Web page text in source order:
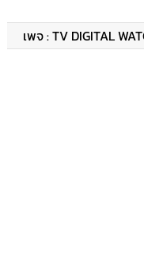
เพจ : TV DIGITAL